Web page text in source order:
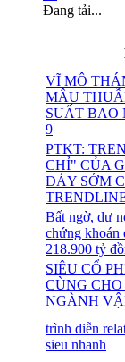
Đang tải...
VĨ MÔ
MÂU
SUẤT BAO
9
PTKT:
CHỈ" CỦA
ĐÁY SỚM
Bất ngờ, dư
chứng khoán
218.900 tỷ
SIÊU CỔ
CÙNG
NGÀNH
trình diễn
sieu nhanh